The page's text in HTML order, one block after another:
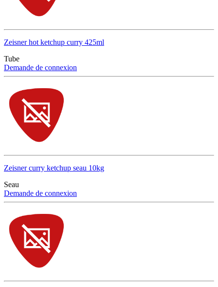
Zeisner hot ketchup curry 425ml
Tube
Demande de connexion
Zeisner curry ketchup seau 10kg
Seau
Demande de connexion